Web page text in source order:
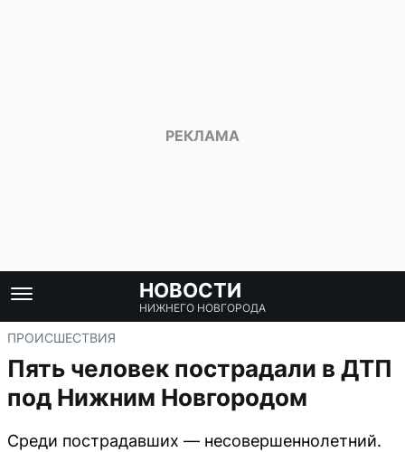
НОВОСТИ
НИЖНЕГО НОВГОРОДА
ПРОИСШЕСТВИЯ
Пять человек пострадали в ДТП
под Нижним Новгородом
Среди пострадавших — несовершеннолетний.